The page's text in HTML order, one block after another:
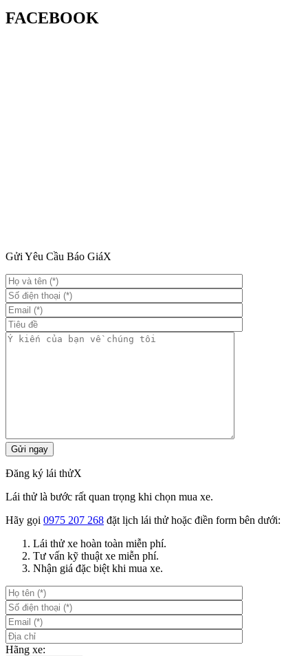
FACEBOOK
Gửi Yêu Cầu Báo GiáX
Đăng ký lái thửX
Lái thử là bước rất quan trọng khi chọn mua xe.
Hãy gọi 0975 207 268 đặt lịch lái thử hoặc điền form bên dưới:
Lái thử xe hoàn toàn miễn phí.
Tư vấn kỹ thuật xe miễn phí.
Nhận giá đặc biệt khi mua xe.
Hãng xe: